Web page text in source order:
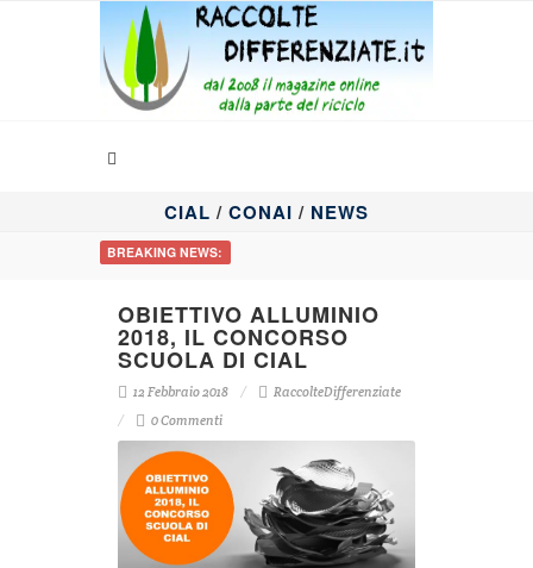
CIAL / CONAI / NEWS
BREAKING NEWS:
OBIETTIVO ALLUMINIO
2018, IL CONCORSO
SCUOLA DI CIAL
12 Febbraio 2018
RaccolteDifferenziate
0 Commenti